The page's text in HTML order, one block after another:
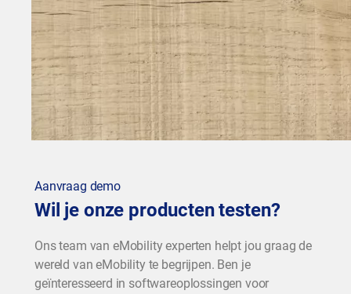
Aanvraag demo
Wil je onze producten testen?
Ons team van eMobility experten helpt jou graag de
wereld van eMobility te begrijpen. Ben je
geïnteresseerd in softwareoplossingen voor